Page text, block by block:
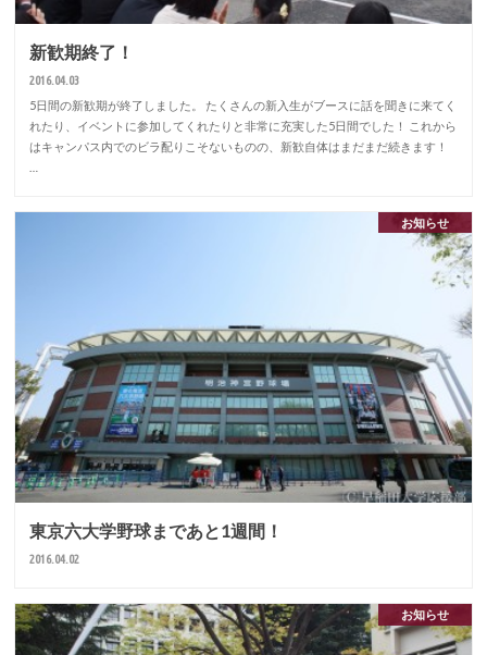
新歓期終了！
2016.04.03
5日間の新歓期が終了しました。 たくさんの新入生がブースに話を聞きに来てく
れたり、イベントに参加してくれたりと非常に充実した5日間でした！ これから
はキャンパス内でのビラ配りこそないものの、新歓自体はまだまだ続きます！
お知らせ
東京六大学野球まであと1週間！
2016.04.02
お知らせ